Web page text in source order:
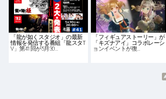
「龍が如くスタジオ」の最新
情報を発信する番組「龍スタT
「フィギュアストーリー」が
「キズナアイ」コラボレーシ